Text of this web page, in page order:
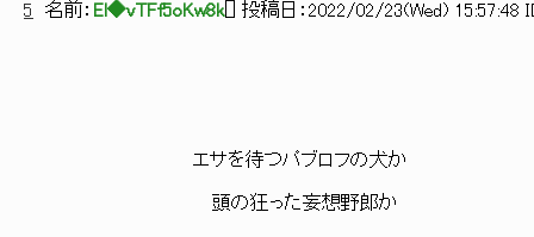
5 名前： El◆vTFf5oKw8k[ ] 投稿日： 2022/02/23(Wed) 15:57:48
エサを待つパブロフの犬か
頭の狂った妄想野郎か